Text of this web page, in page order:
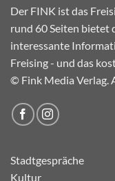
Der FINK ist das
rund 60 Seiten bietet
interessante
Freising - und das
© Fink Media Verlag.
Stadtgespräche
Kultur